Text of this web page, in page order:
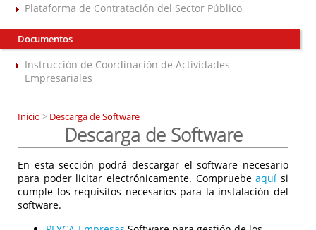
Plataforma de Contratación del Sector Público
Documentos
Instrucción de Coordinación de Actividades
Empresariales
Inicio > Descarga de Software
Descarga de Software
En esta sección podrá descargar el software necesario
para poder licitar electrónicamente. Compruebeaquí si
cumple los requisitos necesarios para la instalación del
software.